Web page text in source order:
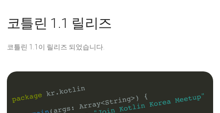
코틀린 1.1 릴리즈
코틀린 1.1이 릴리즈 되었습니다.